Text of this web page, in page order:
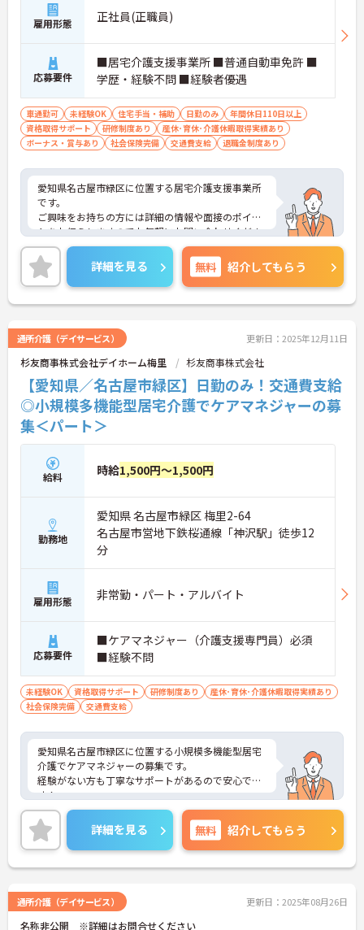
雇用形態 正社員(正職員)
応募要件
■居宅介護支援事業所 ■普通自動車免許 ■
学歴・経験不問 ■経験者優遇
車通勤可 未経験OK 住宅手当・補助 日勤のみ
年間休日110日以上
資格取得サポート
研修制度あり
産休･育休･介護休暇取得実績あり
ボーナス・賞与あり
社会保険完備 交通費支給 退職金制度あり
愛知県名古屋市緑区に位置する居宅介護支援事業所
です。
ご興味をお持ちの方には詳細の情報や面接のポイン
トをお伝えしますのでお気軽にお問い合わせくださ
いませ。
詳細を見る 無料 紹介してもらう
通所介護（デイサービス） 更新日：2025年12月11日
杉友商事株式会社デイホーム梅里 杉友商事株式会社
【愛知県／名古屋市緑区】日勤のみ！交通費支給
◎小規模多機能型居宅介護でケアマネジャーの募
集＜パート＞
給料 時給1,500円～1,500円
勤務地
愛知県 名古屋市緑区 梅里2-64
名古屋市営地下鉄桜通線「神沢駅」徒歩12
分
雇用形態 非常勤・パート・アルバイト
応募要件
■ケアマネジャー（介護支援専門員）必須
■経験不問
未経験OK 資格取得サポート 研修制度あり
産休･育休･介護休暇取得実績あり
社会保険完備
交通費支給
愛知県名古屋市緑区に位置する小規模多機能型居宅
介護でケアマネジャーの募集です。
経験がない方も丁寧なサポートがあるので安心で
す！
また、日勤のみなので、ご家庭やプライベートとの
両立が可能です♪
ご興味のある方はご面接のポイントお伝えしますの
でご気軽にお問い合わせください。
詳細を見る 無料 紹介してもらう
通所介護（デイサービス） 更新日：2025年08月26日
名称非公開 ※詳細はお問合せください